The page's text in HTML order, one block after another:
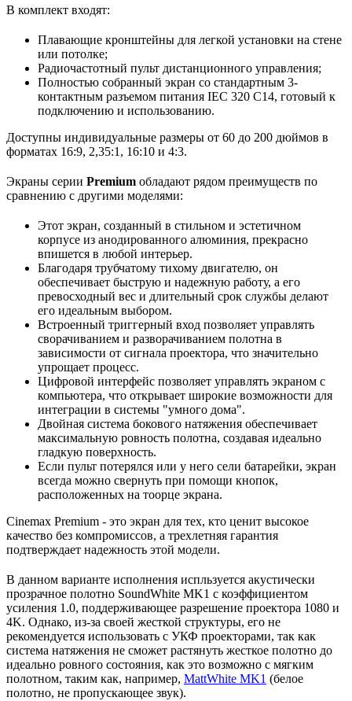
В комплект входят:
Плавающие кронштейны для легкой установки на стене
или потолке;
Радиочастотный пульт дистанционного управления;
Полностью собранный экран со стандартным 3-
контактным разъемом питания IEC 320 C14, готовый к
подключению и использованию.
Доступны индивидуальные размеры от 60 до 200 дюймов в
форматах 16:9, 2,35:1, 16:10 и 4:3.
Экраны серии Premium обладают рядом преимуществ по
сравнению с другими моделями:
Этот экран, созданный в стильном и эстетичном
корпусе из анодированного алюминия, прекрасно
впишется в любой интерьер.
Благодаря трубчатому тихому двигателю, он
обеспечивает быструю и надежную работу, а его
превосходный вес и длительный срок службы делают
его идеальным выбором.
Встроенный триггерный вход позволяет управлять
сворачиванием и разворачиванием полотна в
зависимости от сигнала проектора, что значительно
упрощает процесс.
Цифровой интерфейс позволяет управлять экраном с
компьютера, что открывает широкие возможности для
интеграции в системы "умного дома".
Двойная система бокового натяжения обеспечивает
максимальную ровность полотна, создавая идеально
гладкую поверхность.
Если пульт потерялся или у него сели батарейки, экран
всегда можно свернуть при помощи кнопок,
расположенных на тоорце экрана.
Cinemax Premium - это экран для тех, кто ценит высокое
качество без компромиссов, а трехлетняя гарантия
подтверждает надежность этой модели.
В данном варианте исполнения испльзуется акустически
прозрачное полотно SoundWhite MK1 с коэффициентом
усиления 1.0, поддерживающее разрешение проектора 1080 и
4K. Однако, из-за своей жесткой структуры, его не
рекомендуется использовать с УКФ проекторами, так как
система натяжения не сможет растянуть жесткое полотно до
идеально ровного состояния, как это возможно с мягким
полотном, таким как, например, MattWhite MK1 (белое
полотно, не пропускающее звук).